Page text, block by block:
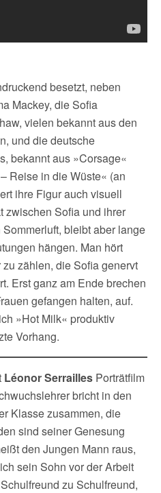
besetzt, neben
Mackey, die Sofia
vielen bekannt aus den
und die deutsche
bekannt aus »Corsage«
Reise in die Wüste« (an
ihre Figur auch visuell
zwischen Sofia und ihrer
bleibt aber lange
hängen. Man hört
zählen, die Sofia genervt
Erst ganz am Ende brechen
gefangen halten, auf.
»Hot Milk« produktiv
Vorhang.
Léonor Serrailles Porträtfilm
bricht in den
Klasse zusammen, die
sind seiner Genesung
den Jungen Mann raus,
sein Sohn vor der Arbeit
zu Schulfreund,